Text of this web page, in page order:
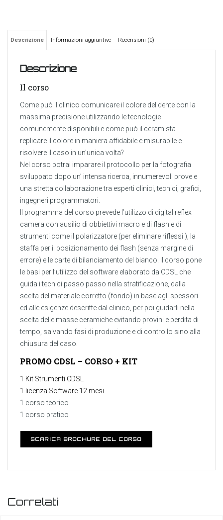
Descrizione Informazioni aggiuntive Recensioni (0)
Descrizione
Il corso
Come può il clinico comunicare il colore del dente con la
massima precisione utilizzando le tecnologie
comunemente disponibili e come può il ceramista
replicare il colore in maniera affidabile e misurabile e
risolvere il caso in un’unica volta?
Nel corso potrai imparare il protocollo per la fotografia
sviluppato dopo un’ intensa ricerca, innumerevoli prove e
una stretta collaborazione tra esperti clinici, tecnici, grafici,
ingegneri programmatori.
Il programma del corso prevede l’utilizzo di digital reflex
camera con ausilio di obbiettivi macro e di flash e di
strumenti come il polarizzatore (per eliminare riflessi ), la
staffa per il posizionamento dei flash (senza margine di
errore) e le carte di bilanciamento del bianco. Il corso pone
le basi per l’utilizzo del software elaborato da CDSL che
guida i tecnici passo passo nella stratificazione, dalla
scelta del materiale corretto (fondo) in base agli spessori
ed alle esigenze descritte dal clinico, per poi guidarli nella
scelta delle masse ceramiche evitando provini e perdita di
tempo, salvando fasi di produzione e di controllo sino alla
chiusura del caso.
PROMO CDSL – CORSO + KIT
1 Kit Strumenti CDSL
1 licenza Software 12 mesi
1 corso teorico
1 corso pratico
SCARICA BROCHURE DEL CORSO
Correlati